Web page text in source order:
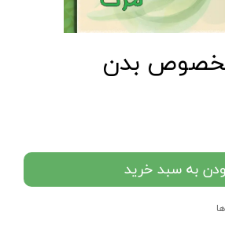
بدن
به سبد خرید